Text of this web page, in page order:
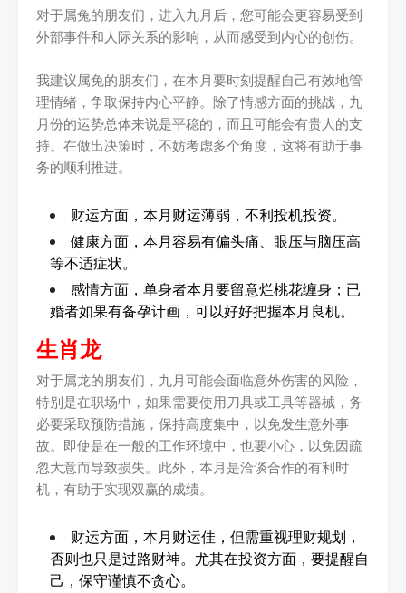
对于属兔的朋友们，进入九月后，您可能会更容易受到
外部事件和人际关系的影响，从而感受到内心的创伤。
我建议属兔的朋友们，在本月要时刻提醒自己有效地管
理情绪，争取保持内心平静。除了情感方面的挑战，九
月份的运势总体来说是平稳的，而且可能会有贵人的支
持。在做出决策时，不妨考虑多个角度，这将有助于事
务的顺利推进。
财运方面，本月财运薄弱，不利投机投资。
健康方面，本月容易有偏头痛、眼压与脑压高
等不适症状。
感情方面，单身者本月要留意烂桃花缠身；已
婚者如果有备孕计画，可以好好把握本月良机。
生肖龙
对于属龙的朋友们，九月可能会面临意外伤害的风险，
特别是在职场中，如果需要使用刀具或工具等器械，务
必要采取预防措施，保持高度集中，以免发生意外事
故。即使是在一般的工作环境中，也要小心，以免因疏
忽大意而导致损失。此外，本月是洽谈合作的有利时
机，有助于实现双赢的成绩。
财运方面，本月财运佳，但需重视理财规划，
否则也只是过路财神。尤其在投资方面，要提醒自
己，保守谨慎不贪心。